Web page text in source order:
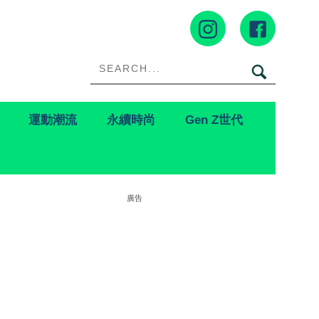
運動潮流 永續時尚 Gen Z世代
廣告